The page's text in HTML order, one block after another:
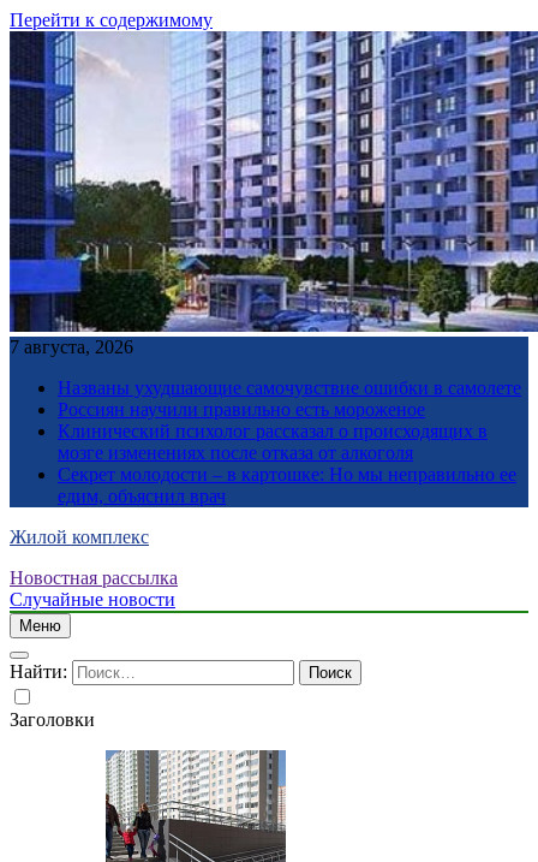
Перейти к содержимому
7 августа, 2026
Названы ухудшающие самочувствие ошибки в самолете
Россиян научили правильно есть мороженое
Клинический психолог рассказал о происходящих в
мозге изменениях после отказа от алкоголя
Секрет молодости – в картошке: Но мы неправильно ее
едим, объяснил врач
Жилой комплекс
Новостная рассылка
Случайные новости
Меню
Найти:
Заголовки